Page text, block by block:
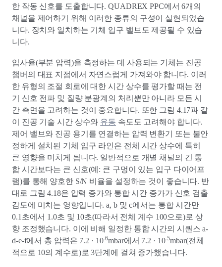
한 작동 신호를 도출합니다. QUADREX PPC에서 6개의
채널을 제어하기 위해 이러한 종류의 구성이 실현되었습
니다. 장치와 일치하는 기체 입구 밸브도 제공될 수 있습
니다.
입사율(부분 압력)을 측정하는 데 사용되는 기체는 진공
챔버의 대표 지점에서 자연스럽게 가져와야 합니다. 이러
한 유형의 조절 회로에 대한 시간 상수를 평가할 때는 전
기 신호 전파 및 질량 분광계의 처리뿐만 아니라 모든 시
간 측면을 고려하는 것이 중요합니다. 또한 그림 4.17과 같
이 진공 기술 시간 상수와 유동 속도도 고려해야 합니다.
제어 밸브와 진공 용기를 연결하는 압력 변환기 또는 불안
정하게 설치된 기체 입구 라인은 전체 시간 상수에 특히
큰 영향을 미치게 됩니다. 일반적으로 개별 채널의 긴 통
합 시간보다는 큰 신호(예: 큰 구멍이 있는 입구 다이어프
램)를 통해 양호한 S/N 비율을 설정하는 것이 좋습니다. 반
대로 그림 4.18은 압력 증가와 통합 시간 증가가 신호 검출
감도에 미치는 영향입니다. a, b 및 c에서는 통합 시간만
0.1초에서 1.0초 및 10초(따라서 전체 계수 100으로)로 상
향 조정했습니다. 이에 비해 일정한 통합 시간의 시퀀스 a-
d-e-f에서 총 압력은 7.2 · 10-6mbar에서 7.2 · 10-5mbar(전체
적으로 10의 계수로)로 3단계에 걸쳐 증가했습니다.